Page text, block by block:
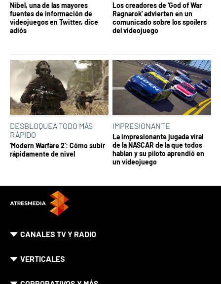
Nibel, una de las mayores
fuentes de información de
videojuegos en Twitter, dice
adiós
Los creadores de 'God of War
Ragnarok' advierten en un
comunicado sobre los spoílers
del videojuego
DESBLOQUEA TODO MÁS
RÁPIDO
'Modern Warfare 2': Cómo subir
rápidamente de nivel
IMPRESIONANTE
La impresionante jugada viral
de la NASCAR de la que todos
hablan y su piloto aprendió en
un videojuego
CANALES TV Y RADIO
VERTICALES